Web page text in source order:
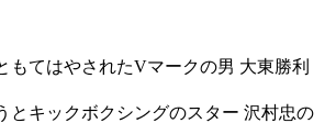
もてはやされたVマークの男 大東勝利
とキックボクシングのスター 沢村忠の